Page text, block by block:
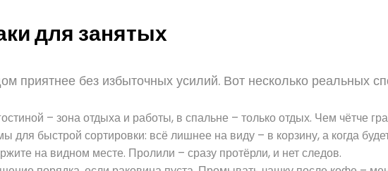
для занятых
приятнее без избыточных усилий. Вот несколько реальных
– зона отдыха и работы, в спальне – только отдых. Чем чётче
быстрой сортировки: всё лишнее на виду – в корзину, а когда
на видном месте. Пролили – сразу протёрли, и нет следов.